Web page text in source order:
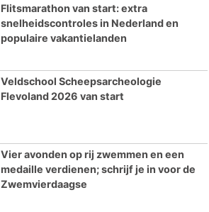
Flitsmarathon van start: extra
snelheidscontroles in Nederland en
populaire vakantielanden
Veldschool Scheepsarcheologie
Flevoland 2026 van start
Vier avonden op rij zwemmen en een
medaille verdienen; schrijf je in voor de
Zwemvierdaagse